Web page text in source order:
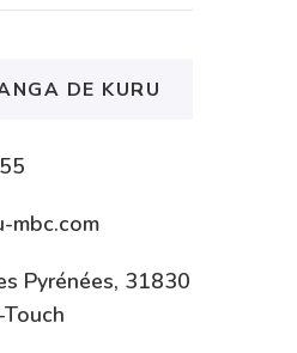
DE KURU
mbc.com
Pyrénées, 31830